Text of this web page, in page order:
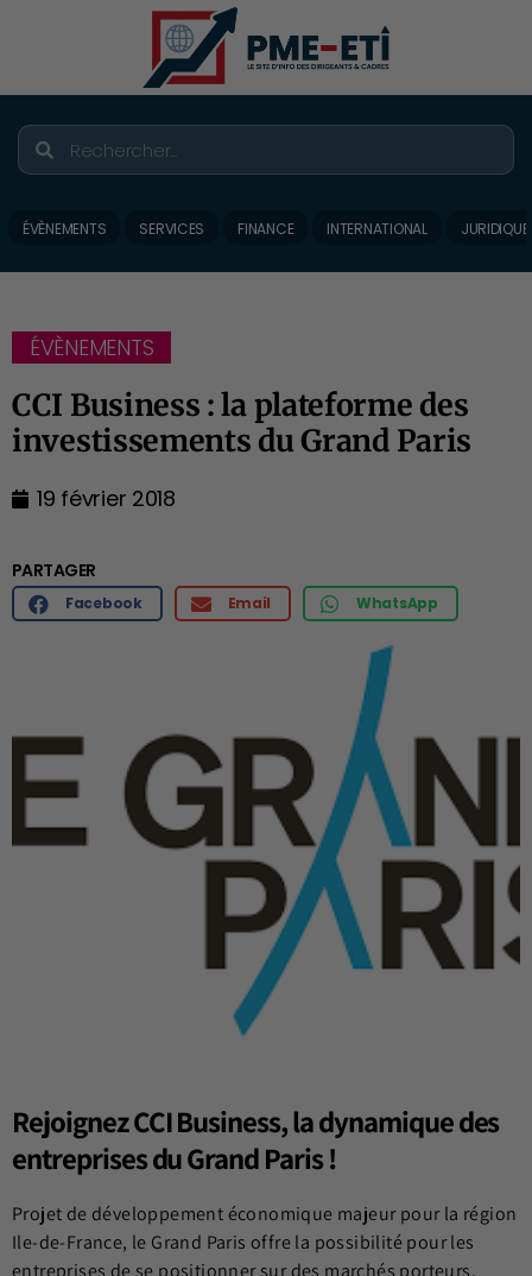
ÉVÈNEMENTS SERVICES FINANCE INTERNATIONAL JURIDIQUE
ÉVÈNEMENTS
CCI Business : la plateforme des
investissements du Grand Paris
19 février 2018
PARTAGER
Facebook Email WhatsApp
Rejoignez CCI Business, la dynamique des
entreprises du Grand Paris !
Projet de développement économique majeur pour la région
Ile-de-France, le Grand Paris offre la possibilité pour les
entreprises de se positionner sur des marchés porteurs.